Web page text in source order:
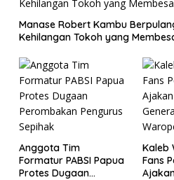
Manase Robert Kambu
Kehilangan Tokoh yang
Anggota Tim
Formatur PABSI Papua
Protes Dugaan
Kaleb
Fans